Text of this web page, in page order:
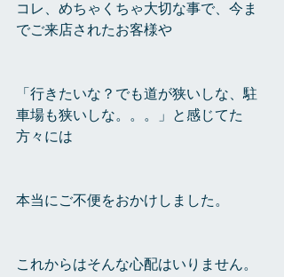
コレ、めちゃくちゃ大切な事で、今ま
でご来店されたお客様や
「行きたいな？でも道が狭いしな、駐
車場も狭いしな。。。」と感じてた
方々には
本当にご不便をおかけしました。
これからはそんな心配はいりません。